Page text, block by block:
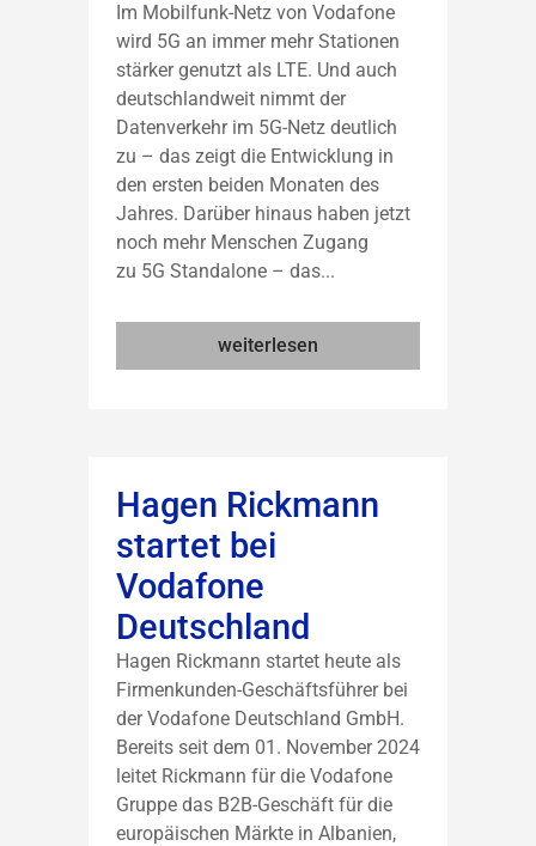
Im Mobilfunk-Netz von Vodafone
wird 5G an immer mehr Stationen
stärker genutzt als LTE. Und auch
deutschlandweit nimmt der
Datenverkehr im 5G-Netz deutlich
zu – das zeigt die Entwicklung in
den ersten beiden Monaten des
Jahres. Darüber hinaus haben jetzt
noch mehr Menschen Zugang
zu 5G Standalone – das...
weiterlesen
Hagen Rickmann
startet bei
Vodafone
Deutschland
Hagen Rickmann startet heute als
Firmenkunden-Geschäftsführer bei
der Vodafone Deutschland GmbH.
Bereits seit dem 01. November 2024
leitet Rickmann für die Vodafone
Gruppe das B2B-Geschäft für die
europäischen Märkte in Albanien,